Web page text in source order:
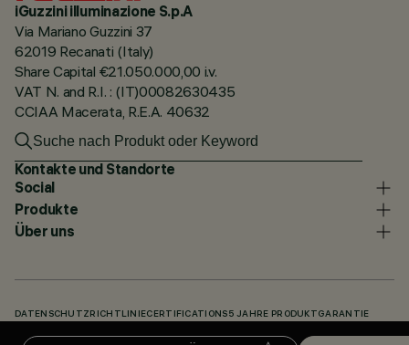
iGuzzini illuminazione S.p.A
Via Mariano Guzzini 37
62019 Recanati (Italy)
Share Capital €21.050.000,00 i.v.
VAT N. and R.I. : (IT)00082630435
CCIAA Macerata, R.E.A. 40632
Kontakte und Standorte
Social
Produkte
Über uns
DATENSCHUTZRICHTLINIECERTIFICATIONS 5 JAHRE PRODUKTGARANTIE